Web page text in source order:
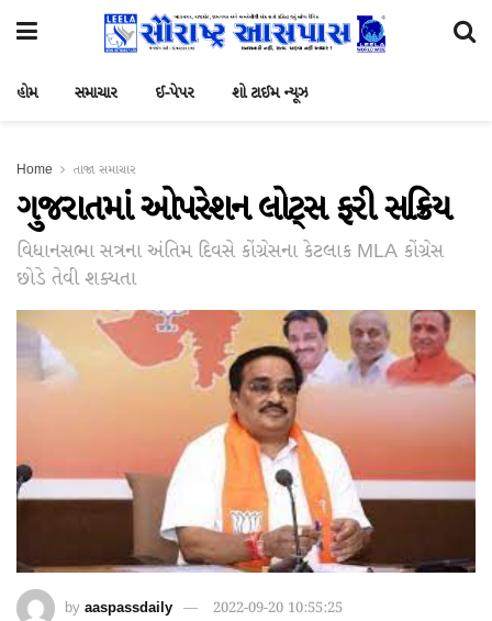
હોમ સમાચાર ઈ-પેપર શો ટાઈમ ન્યૂઝ
Home તાજા સમાચાર
ગુજરાતમાં ઓપરેશન લોટ્સ ફરી સક્રિય
વિધાનસભા સત્રના અંતિમ દિવસે કોંગ્રેસના કેટલાક MLA કોંગ્રેસ
છોડે તેવી શક્યતા
by aaspassdaily 2022-09-20 10:55:25